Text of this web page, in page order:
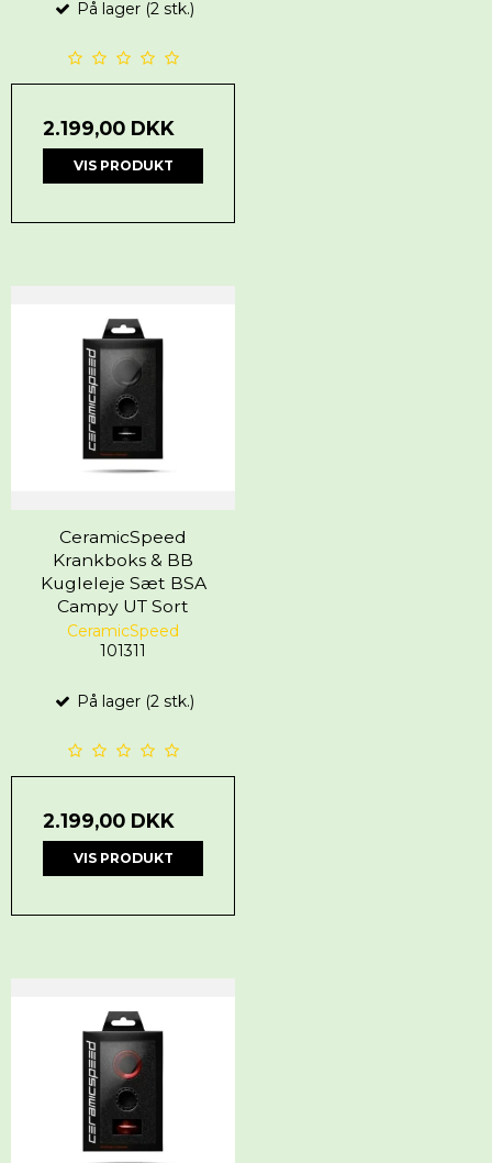
På lager (2 stk.)
2.199,00 DKK
VIS PRODUKT
CeramicSpeed
Krankboks & BB
Kugleleje Sæt BSA
Campy UT Sort
CeramicSpeed
101311
På lager (2 stk.)
2.199,00 DKK
VIS PRODUKT